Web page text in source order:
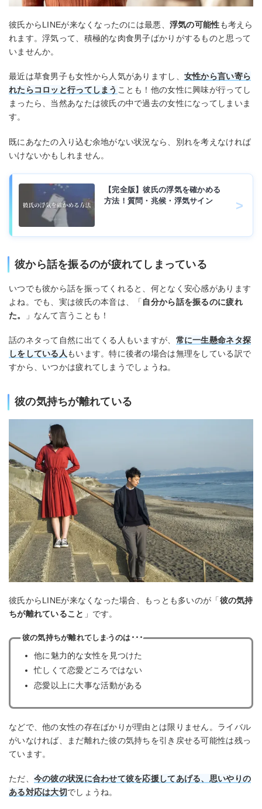
彼氏からLINEが来なくなったのには最悪、 浮気の可能性も考えら
れます。浮気って、積極的な肉食男子ばかりがするものと思って
いませんか。
最近は草食男子も女性から人気がありますし、 女性から言い寄ら
れたらコロッと行ってしまう ことも！他の女性に興味が行ってし
まったら、当然あなたは彼氏の中で過去の女性になってしまいま
す。
既にあなたの入り込む余地がない状況なら、別れを考えなければ
いけないかもしれません。
【完全版】彼氏の浮気を確かめる
方法！質問・兆候・浮気サイン
彼から話を振るのが疲れてしまっている
いつでも彼から話を振ってくれると、何となく安心感があります
よね。でも、実は彼氏の本音は、「自分から話を振るのに疲れ
た。
」なんて言うことも！
話のネタって自然に出てくる人もいますが、 常に一生懸命ネタ探
しをしている人 もいます。特に後者の場合は無理をしている訳で
すから、いつかは疲れてしまうでしょうね。
彼の気持ちが離れている
彼氏からLINEが来なくなった場合、もっとも多いのが「彼の気持
ちが離れていること 」です。
彼の気持ちが離れてしまうのは･･･
他に魅力的な女性を見つけた
忙しくて恋愛どころではない
恋愛以上に大事な活動がある
などで、他の女性の存在ばかりが理由とは限りません。ライバル
がいなければ、まだ離れた彼の気持ちを引き戻せる可能性は残っ
ています。
ただ、 今の彼の状況に合わせて彼を応援してあげる、思いやりの
ある対応は大切でしょうね。